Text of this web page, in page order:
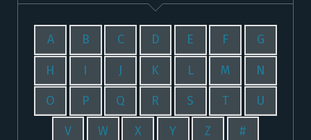
A B C D E F G
H I J K L M N
O P Q R S T U
V W X Y Z #